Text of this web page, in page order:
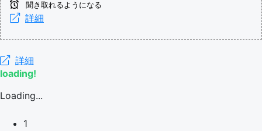
聞き取れるようになる
詳細
詳細
loading!
Loading...
1